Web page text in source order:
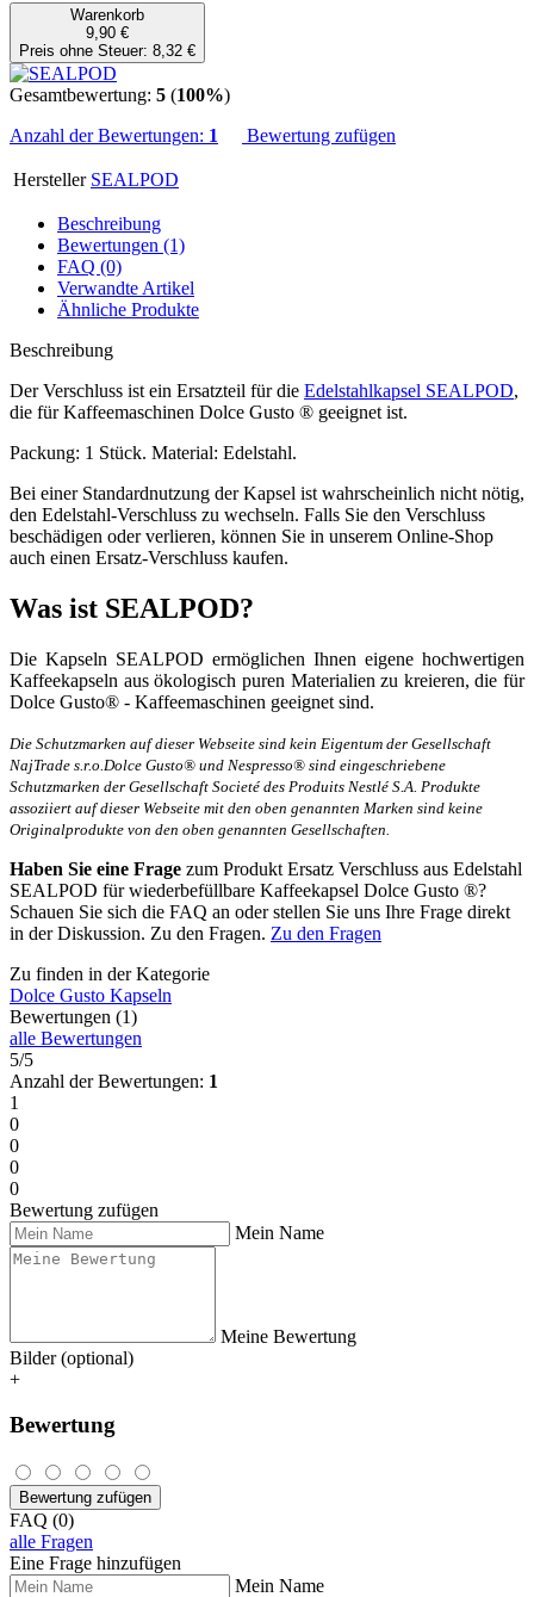
Warenkorb
9,90 €
Preis ohne Steuer: 8,32 €
Gesamtbewertung: 5 (100%)
Anzahl der Bewertungen: 1 Bewertung zufügen
Hersteller SEALPOD
Beschreibung
Bewertungen (1)
FAQ (0)
Verwandte Artikel
Ähnliche Produkte
Beschreibung
Der Verschluss ist ein Ersatzteil für die Edelstahlkapsel SEALPOD,
die für Kaffeemaschinen Dolce Gusto ® geeignet ist.
Packung: 1 Stück. Material: Edelstahl.
Bei einer Standardnutzung der Kapsel ist wahrscheinlich nicht nötig,
den Edelstahl-Verschluss zu wechseln. Falls Sie den Verschluss
beschädigen oder verlieren, können Sie in unserem Online-Shop
auch einen Ersatz-Verschluss kaufen.
Was ist SEALPOD?
Die Kapseln SEALPOD ermöglichen Ihnen eigene hochwertigen
Kaffeekapseln aus ökologisch puren Materialien zu kreieren, die für
Dolce Gusto® - Kaffeemaschinen geeignet sind.
Die Schutzmarken auf dieser Webseite sind kein Eigentum der Gesellschaft
NajTrade s.r.o.Dolce Gusto® und Nespresso® sind eingeschriebene
Schutzmarken der Gesellschaft Societé des Produits Nestlé S.A. Produkte
assoziiert auf dieser Webseite mit den oben genannten Marken sind keine
Originalprodukte von den oben genannten Gesellschaften.
Haben Sie eine Frage zum Produkt Ersatz Verschluss aus Edelstahl
SEALPOD für wiederbefüllbare Kaffeekapsel Dolce Gusto ®?
Schauen Sie sich die FAQ an oder stellen Sie uns Ihre Frage direkt
in der Diskussion. Zu den Fragen. Zu den Fragen
Zu finden in der Kategorie
Dolce Gusto Kapseln
Bewertungen (1)
alle Bewertungen
5/5
Anzahl der Bewertungen: 1
1
0
0
0
0
Bewertung zufügen
Mein Name
Meine Bewertung
Bilder (optional)
+
Bewertung
Bewertung zufügen
FAQ (0)
alle Fragen
Eine Frage hinzufügen
Mein Name